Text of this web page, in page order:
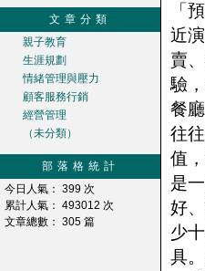
文章分類
親子教育
生涯規劃
情緒管理與壓力
顧客服務行銷
經營管理
（未分類）
部落格統計
今日人氣： 399 次
累計人氣： 493012 次
文章總數： 305 篇
「
近
賣
驗
餐
往
值
是
好
少
具